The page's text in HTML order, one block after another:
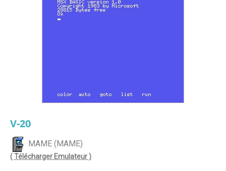
V-20
MAME (MAME)
( Télécharger Emulateur )